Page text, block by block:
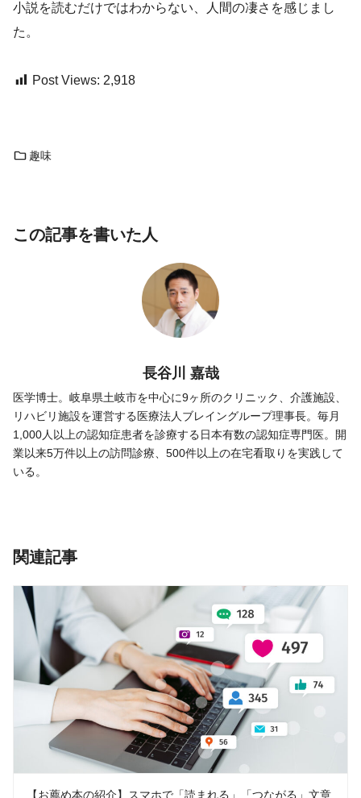
小説を読むだけではわからない、人間の凄さを感じまし
た。
Post Views: 2,918
趣味
この記事を書いた人
長谷川 嘉哉
医学博士。岐阜県土岐市を中心に9ヶ所のクリニック、介護施設、
リハビリ施設を運営する医療法人ブレイングループ理事長。毎月
1,000人以上の認知症患者を診療する日本有数の認知症専門医。開
業以来5万件以上の訪問診療、500件以上の在宅看取りを実践して
いる。
関連記事
【お薦め本の紹介】スマホで「読まれる」「つながる」文章